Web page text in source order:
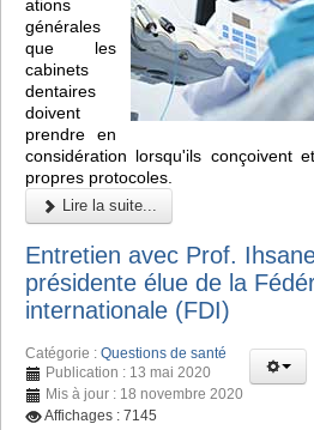
ations
générales
que les
cabinets
dentaires
doivent
prendre en
considération lorsqu'ils conçoivent
propres protocoles.
Lire la suite...
Entretien avec Prof.
présidente élue de la
internationale (FDI)
Catégorie : Questions de santé
Publication : 13 mai 2020
Mis à jour : 18 novembre 2020
Affichages : 7145